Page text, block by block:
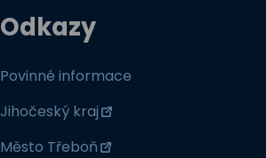
Odkazy
Povinné informace
Jihočeský kraj
Město Třeboň